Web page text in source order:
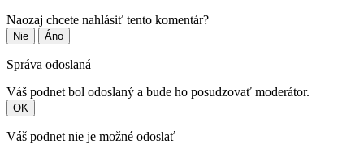
Naozaj chcete nahlásiť tento komentár?
Nie Áno
Správa odoslaná
Váš podnet bol odoslaný a bude ho posudzovať moderátor.
OK
Váš podnet nie je možné odoslať